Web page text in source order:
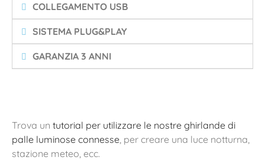
COLLEGAMENTO USB
SISTEMA PLUG&PLAY
GARANZIA 3 ANNI
Trova un tutorial per utilizzare le nostre ghirlande di
palle luminose connesse, per creare una luce notturna,
stazione meteo, ecc.